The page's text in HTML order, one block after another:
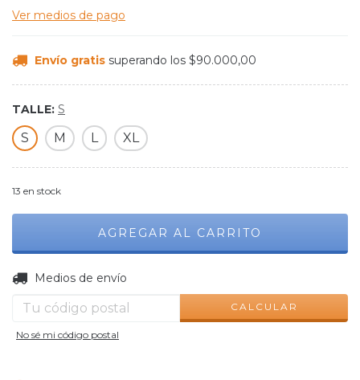
Ver medios de pago
Envío gratis superando los $90.000,00
TALLE: S
S M L XL
13 en stock
Entregas para el CP:
Medios de envío
CALCULAR
No sé mi código postal